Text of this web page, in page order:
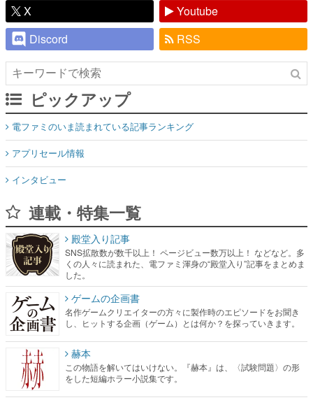
X
Youtube
Discord
RSS
ピックアップ
電ファミのいま読まれている記事ランキング
アプリセール情報
インタビュー
連載・特集一覧
殿堂入り記事
SNS拡散数が数千以上！ ページビュー数万以上！ などなど。多
くの人々に読まれた、電ファミ渾身の“殿堂入り”記事をまとめま
した。
ゲームの企画書
名作ゲームクリエイターの方々に製作時のエピソードをお聞き
し、ヒットする企画（ゲーム）とは何か？を探っていきます。
赫本
この物語を解いてはいけない。『赫本』は、〈試験問題〉の形
をした短編ホラー小説集です。